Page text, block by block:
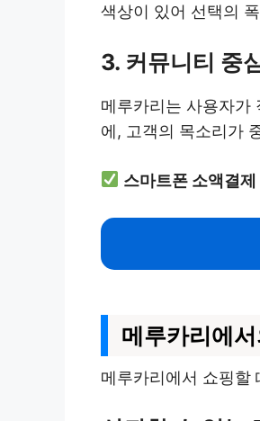
색상이 있어 선택의
3. 커뮤니티 중
메루카리는 사용자가
에, 고객의 목소리가
스마트폰 소액결
메루카리에
메루카리에서 쇼핑할